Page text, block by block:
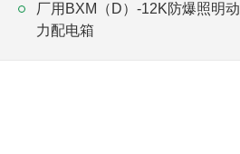
厂用BXM（D）-12K防爆照明动
力配电箱